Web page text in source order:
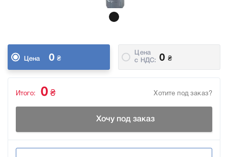
Цена 0 ₴
Цена
c НДС:
0 ₴
Хотите под заказ?
Итого: 0 ₴
Хочу под заказ